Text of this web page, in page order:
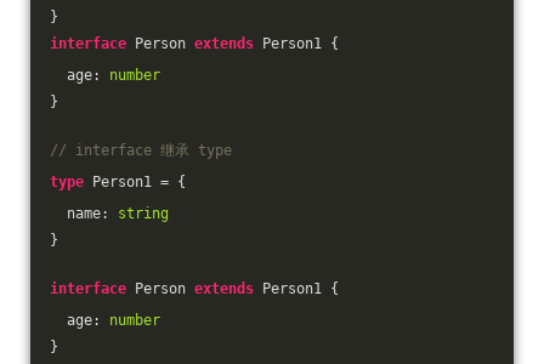
}
interface Person extends Person1 {
age: number
}
// interface 继承 type
type Person1 = {
name: string
}
interface Person extends Person1 {
age: number
}